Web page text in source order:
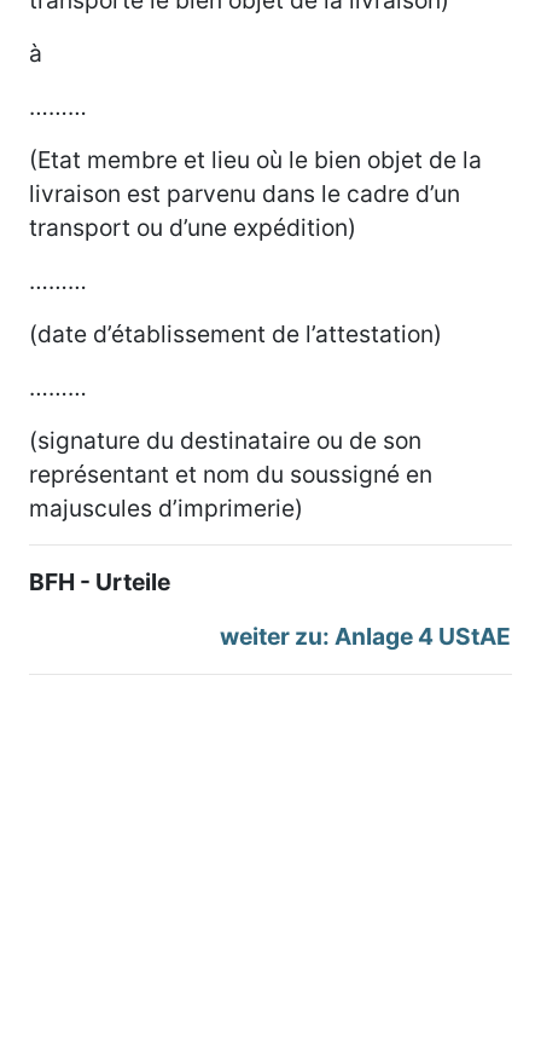
à
………
(Etat membre et lieu où le bien objet de la
livraison est parvenu dans le cadre d’un
transport ou d’une expédition)
………
(date d’établissement de l’attestation)
………
(signature du destinataire ou de son
représentant et nom du soussigné en
majuscules d’imprimerie)
BFH - Urteile
weiter zu: Anlage 4 UStAE